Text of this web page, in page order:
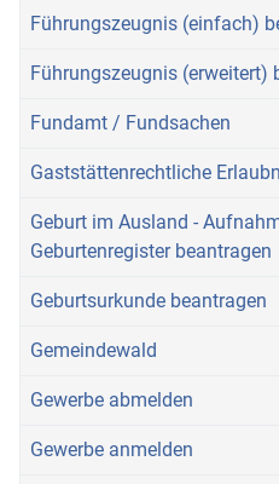
Führungszeugnis (einfach)
Führungszeugnis (erweitert)
Fundamt / Fundsachen
Gaststättenrechtliche
Geburt im Ausland -
Geburtenregister beantragen
Geburtsurkunde beantragen
Gemeindewald
Gewerbe abmelden
Gewerbe anmelden